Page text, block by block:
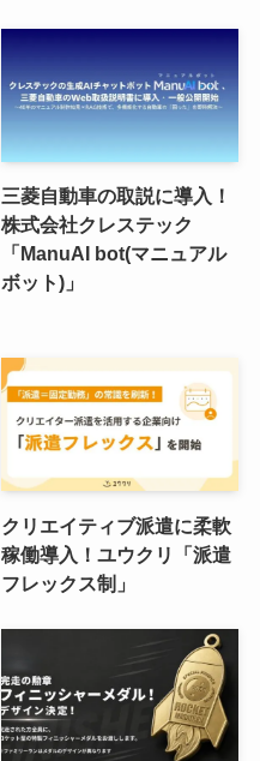
三菱自動車の取説に導入！
株式会社クレステック
「ManuAI bot(マニュアル
ボット)」
クリエイティブ派遣に柔軟
稼働導入！ユウクリ「派遣
フレックス制」